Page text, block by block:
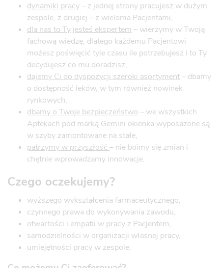
dynamiki pracy– z jednej strony pracujesz w dużym
zespole, z drugiej – z wieloma Pacjentami,
dla nas to Ty jesteś ekspertem – wierzymy w Twoją
fachową wiedzę, dlatego każdemu Pacjentowi
możesz poświęcić tyle czasu ile potrzebujesz i to Ty
decydujesz co mu doradzisz,
dajemy Ci do dyspozycji szeroki asortyment– dbamy
o dostępność leków, w tym również nowinek
rynkowych,
dbamy o Twoje bezpieczeństwo – we wszystkich
Aptekach pod marką Gemini okienka wyposażone są
w szyby zamontowane na stałe,
patrzymy w przyszłość – nie boimy się zmian i
chętnie wprowadzamy innowacje.
Czego oczekujemy?
wyższego wykształcenia farmaceutycznego,
czynnego prawa do wykonywania zawodu,
otwartości i empatii w pracy z Pacjentem,
samodzielności w organizacji własnej pracy,
umiejętności pracy w zespole.